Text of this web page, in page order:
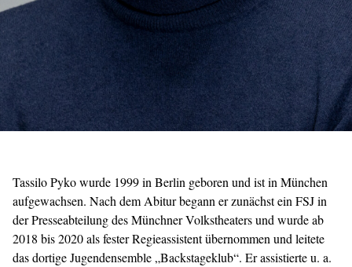
Tassilo Pyko wurde 1999 in Berlin geboren und ist in München
aufgewachsen. Nach dem Abitur begann er zunächst ein FSJ in
der Presseabteilung des Münchner Volkstheaters und wurde ab
2018 bis 2020 als fester Regieassistent übernommen und leitete
das dortige Jugendensemble „Backstageklub“. Er assistierte u. a.